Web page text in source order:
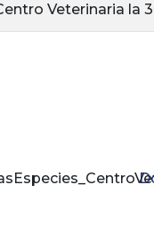
Veterinaria la